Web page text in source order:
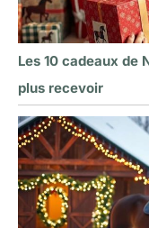
Les 10 cadeaux de
plus recevoir